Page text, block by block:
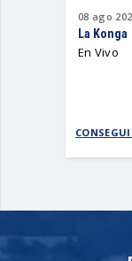
08 ago
La Konga
En Vivo